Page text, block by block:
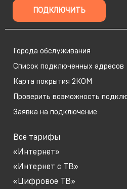
ПОДКЛЮЧИТЬ
Города обслуживания
Список подключенных адресов
Карта покрытия 2КОМ
Проверить возможность
Заявка на подключение
Все тарифы
«Интернет»
«Интернет с ТВ»
«Цифровое ТВ»